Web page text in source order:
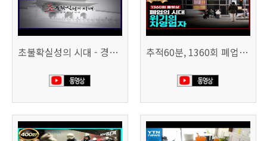
초불확실성의 시대 - 경제를 구하라 494회 (KBS 25.2.11) 추적60분, 1360회 폐업의 시대, 위기의 자영업자